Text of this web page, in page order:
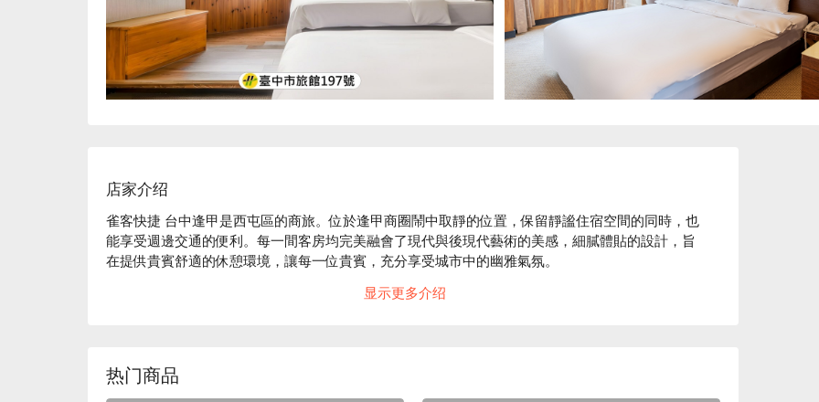
店家介绍
雀客快捷 台中逢甲是西屯區的商旅。位於逢甲商圈鬧中取靜的位置，保留靜謐住宿空間的同時，也
能享受週邊交通的便利。每一間客房均完美融會了現代與後現代藝術的美感，細膩體貼的設計，旨
在提供貴賓舒適的休憩環境，讓每一位貴賓，充分享受城市中的幽雅氣氛。
雀客快捷 台中逢甲推薦：鄰近國家歌劇院、百貨公司，可以輕鬆探索周邊景點、充分體驗在地文
显示更多介绍
热门商品